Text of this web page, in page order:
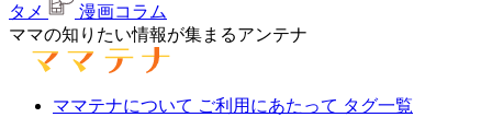
タメ
漫画コラム
ママの知りたい情報が集まるアンテナ
ママテナについて ご利用にあたって タグ一覧